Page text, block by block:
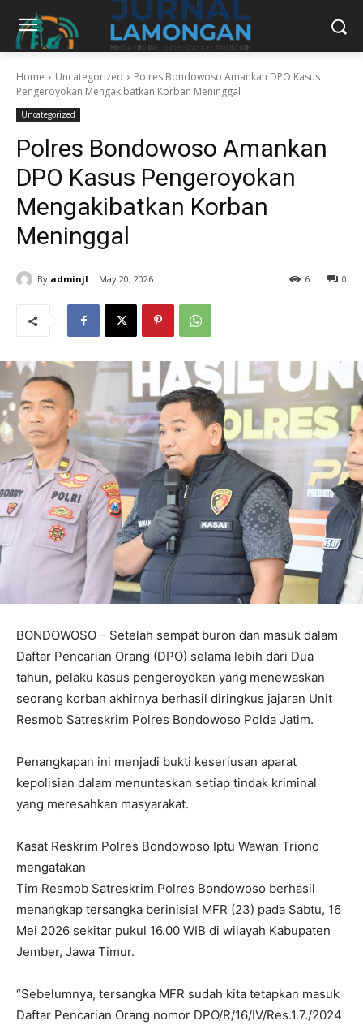
Home Uncategorized
Polres Bondowoso Amankan DPO Kasus
Pengeroyokan Mengakibatkan Korban Meninggal
Uncategorized
Polres Bondowoso Amankan
DPO Kasus Pengeroyokan
Mengakibatkan Korban
Meninggal
By adminjl May 20, 2026 0
6
BONDOWOSO – Setelah sempat buron dan masuk dalam
Daftar Pencarian Orang (DPO) selama lebih dari Dua
tahun, pelaku kasus pengeroyokan yang menewaskan
seorang korban akhirnya berhasil diringkus jajaran Unit
Resmob Satreskrim Polres Bondowoso Polda Jatim.
Penangkapan ini menjadi bukti keseriusan aparat
kepolisian dalam menuntaskan setiap tindak kriminal
yang meresahkan masyarakat.
Kasat Reskrim Polres Bondowoso Iptu Wawan Triono
mengatakan
Tim Resmob Satreskrim Polres Bondowoso berhasil
menangkap tersangka berinisial MFR (23) pada Sabtu, 16
Mei 2026 sekitar pukul 16.00 WIB di wilayah Kabupaten
Jember, Jawa Timur.
“Sebelumnya, tersangka MFR sudah kita tetapkan masuk
Daftar Pencarian Orang nomor DPO/R/16/IV/Res.1.7./2024